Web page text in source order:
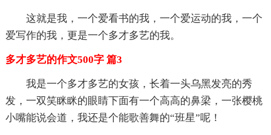
这就是我，一个爱看书的我，一个爱运动的我，一个
爱写作的我，更是一个多才多艺的我。
多才多艺的作文500字 篇3
我是一个多才多艺的女孩，长着一头乌黑发亮的秀
发，一双笑眯眯的眼睛下面有一个高高的鼻梁，一张樱桃
小嘴能说会道，我还是个能歌善舞的“班星”呢！